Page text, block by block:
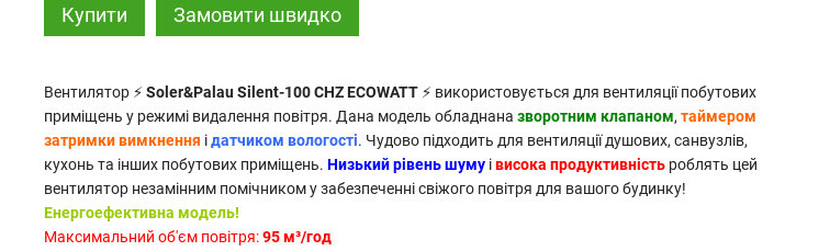
Купити Замовити швидко
Вентилятор ⚡ Soler&Palau Silent-100 CHZ ECOWATT⚡ використовується для вентиляції побутових
приміщень у режимі видалення повітря. Дана модель обладнана зворотним клапаном, таймером
затримки вимкнення ідатчиком вологості. Чудово підходить для вентиляції душових, санвузлів,
кухонь та інших побутових приміщень. Низький рівень шумуівисока продуктивністьроблять цей
вентилятор незамінним помічником у забезпеченні свіжого повітря для вашого будинку!
Енергоефективна модель!
Максимальний об'єм повітря:95 м³/год